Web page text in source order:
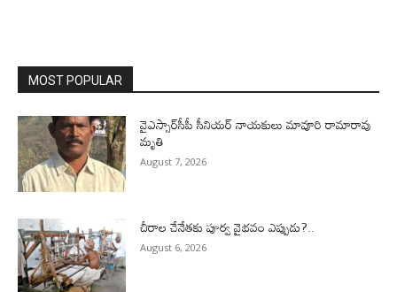
MOST POPULAR
వైఎస్సార్‌సీపీ సీనియర్ నాయకులు మావూరి రామారావు
మృతి
August 7, 2026
చీరాల చేనేతకు పూర్వ వైభవం ఎప్పుడు?..
August 6, 2026